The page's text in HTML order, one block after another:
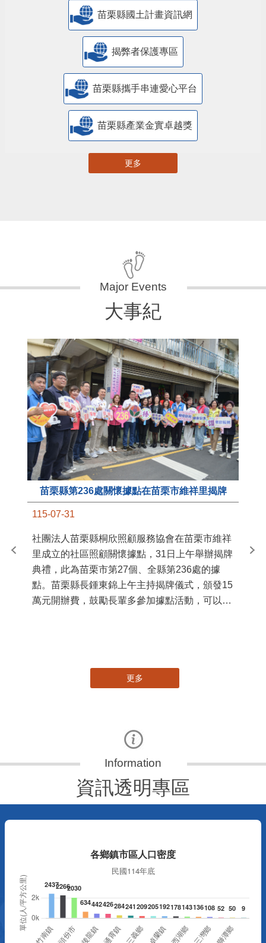
苗栗縣國土計畫資訊網
揭弊者保護專區
苗栗縣攜手串連愛心平台
苗栗縣產業金實卓越獎
更多
大事紀
苗栗縣第236處關懷據點在苗栗市維祥里揭牌
115-07-31
社團法人苗栗縣桐欣照顧服務協會在苗栗市維祥
里成立的社區照顧關懷據點，31日上午舉辦揭牌
典禮，此為苗栗市第27個、全縣第236處的據
點。苗栗縣長鍾東錦上午主持揭牌儀式，頒發15
萬元開辦費，鼓勵長輩多參加據點活動，可以更
苗
更多
資訊透明專區